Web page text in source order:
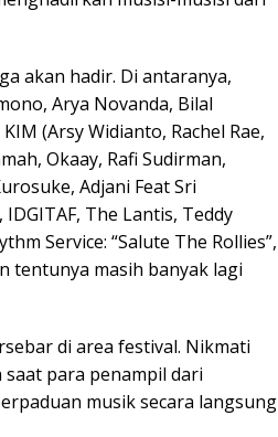
akan hadir. Di antaranya,
Arya Novanda, Bilal
(Arsy Widianto, Rachel Rae,
Okaay, Rafi Sudirman,
Adjani Feat Sri
The Lantis, Teddy
Service: “Salute The Rollies”,
tentunya masih banyak lagi
di area festival. Nikmati
para penampil dari
musik secara langsung